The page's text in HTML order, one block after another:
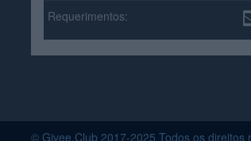
Requerimentos:
© Givee.Club 2017-2025 Todos os